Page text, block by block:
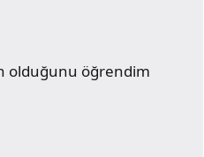
olduğunu öğrendim